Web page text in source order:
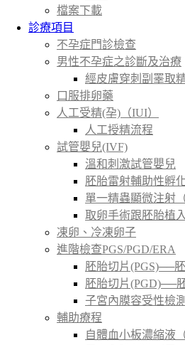
檔案下載
診療項目
不孕症門診檢查
男性不孕症之診斷及治療
經皮膚穿刺副睪取精
口服排卵藥
人工受精(孕)（IUI）
人工授精流程
試管嬰兒(IVF)
溫和刺激試管嬰兒
胚胎雷射輔助性孵
單一精蟲顯微注射（
取卵手術跟胚胎植
凍卵、冷凍卵子
進階檢查PGS/PGD/ERA
胚胎切片(PGS)──
胚胎切片(PGD)──
子宮內膜容受性檢
輔助療程
自體血小板濃縮液（